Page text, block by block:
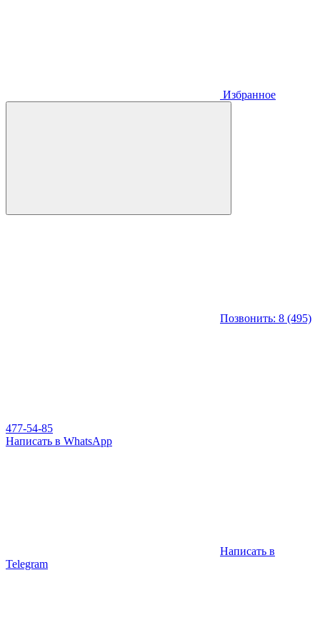
Избранное
Позвонить: 8 (495)
477-54-85
Написать в WhatsApp
Написать в
Telegram